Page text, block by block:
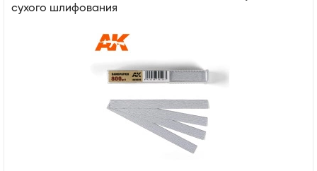
сухого шлифования